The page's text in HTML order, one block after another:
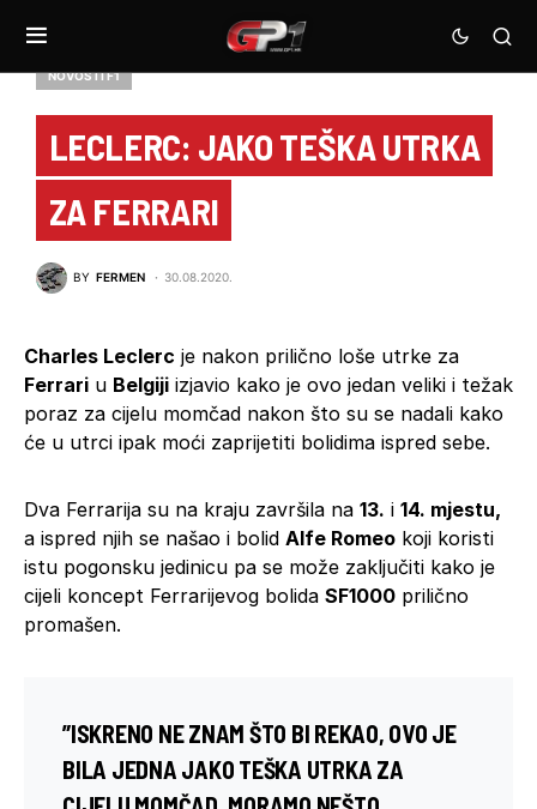
NOVOSTI F1
LECLERC: JAKO TEŠKA UTRKA
ZA FERRARI
BY FERMEN 30.08.2020.
Charles Leclerc je nakon prilično loše utrke za
Ferrari u Belgiji izjavio kako je ovo jedan veliki i težak
poraz za cijelu momčad nakon što su se nadali kako
će u utrci ipak moći zaprijetiti bolidima ispred sebe.
Dva Ferrarija su na kraju završila na 13. i 14. mjestu,
a ispred njih se našao i bolid Alfe Romeo koji koristi
istu pogonsku jedinicu pa se može zaključiti kako je
cijeli koncept Ferrarijevog bolida SF1000 prilično
promašen.
”ISKRENO NE ZNAM ŠTO BI REKAO, OVO JE
BILA JEDNA JAKO TEŠKA UTRKA ZA